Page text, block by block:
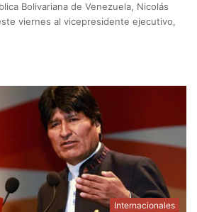
Bolivariana de Venezuela, Nicolás
viernes al vicepresidente ejecutivo,
Internacionales